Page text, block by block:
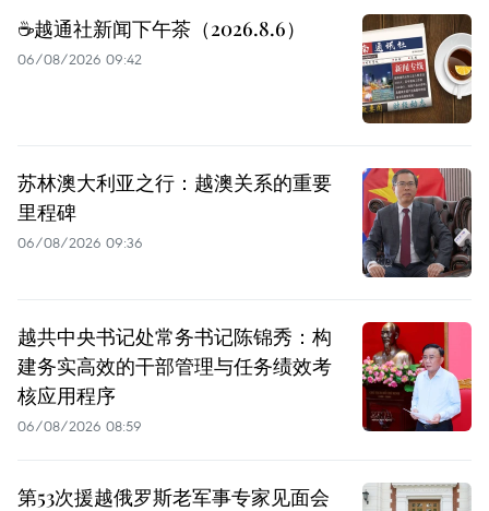
☕️越通社新闻下午茶（2026.8.6）
06/08/2026 09:42
苏林澳大利亚之行：越澳关系的重要
里程碑
06/08/2026 09:36
越共中央书记处常务书记陈锦秀：构
建务实高效的干部管理与任务绩效考
核应用程序
06/08/2026 08:59
第53次援越俄罗斯老军事专家见面会